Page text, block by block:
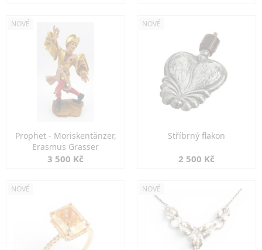
NOVÉ
Prophet - Moriskentänzer,
Erasmus Grasser
3 500 Kč
NOVÉ
Stříbrný flakon
2 500 Kč
NOVÉ NOVÉ